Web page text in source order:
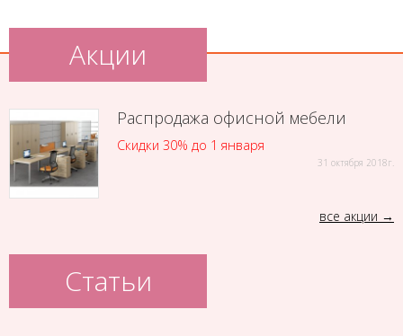
Акции
Распродажа офисной мебели
Скидки 30% до 1 января
31 октября 2018г.
все акции
Статьи